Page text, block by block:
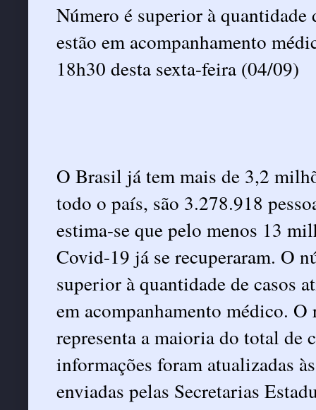
Número é superior à quantidade
estão em acompanhamento
18h30 desta sexta-feira (04/09)
O Brasil já tem mais de 3,2
todo o país, são 3.278.918
estima-se que pelo menos 13
Covid-19 já se recuperaram. O
superior à quantidade de casos
em acompanhamento médico. O
representa a maioria do total de
informações foram atualizadas
enviadas pelas Secretarias